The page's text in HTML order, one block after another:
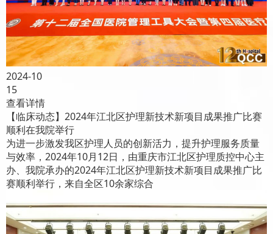
2024-10
15
查看详情
【临床动态】2024年江北区护理新技术新项目成果推广比赛
顺利在我院举行
为进一步激发我区护理人员的创新活力，提升护理服务质量
与效率，2024年10月12日，由重庆市江北区护理质控中心主
办、我院承办的2024年江北区护理新技术新项目成果推广比
赛顺利举行，来自全区10余家综合